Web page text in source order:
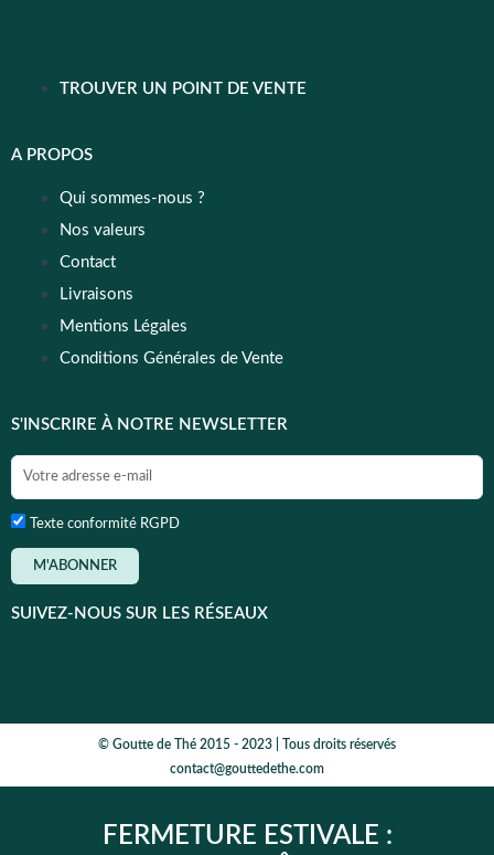
TROUVER UN POINT DE VENTE
A PROPOS
Qui sommes-nous ?
Nos valeurs
Contact
Livraisons
Mentions Légales
Conditions Générales de Vente
S'INSCRIRE À NOTRE NEWSLETTER
Texte conformité RGPD
M'ABONNER
SUIVEZ-NOUS SUR LES RÉSEAUX
© Goutte de Thé 2015 - 2023 | Tous droits réservés
contact@gouttedethe.com
FERMETURE ESTIVALE :